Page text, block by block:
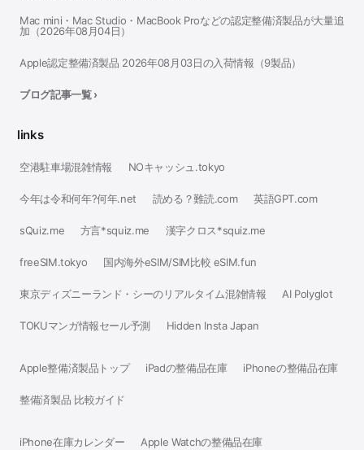
Mac mini・Mac Studio・MacBook Proなどの認定整備済製品が大量追
加（2026年08月04日）
Apple認定整備済製品 2026年08月03日の入荷情報（9製品）
ブログ記事一覧 ›
links
空港駐車場混雑情報 NOキャッシュ.tokyo
今年は令和何年?何年.net 読める？難読.com 英語GPT.com
sQuiz.me 方言*squiz.me 漢字クロス*squiz.me
freeSIM.tokyo 国内海外eSIM/SIM比較 eSIM.fun
東京ディズニーランド・シーのリアルタイム混雑情報 AI Polyglot
TOKUマンガ情報セール予測 Hidden Insta Japan
Apple整備済製品トップ iPadの整備品在庫 iPhoneの整備品在庫
整備済製品 比較ガイド
iPhone在庫カレンダー Apple Watchの整備品在庫